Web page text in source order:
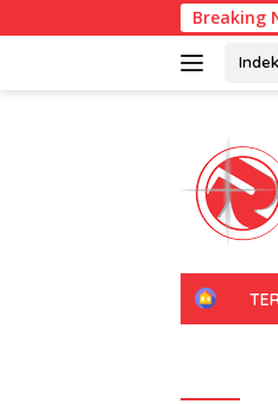
ke
Breaking
H